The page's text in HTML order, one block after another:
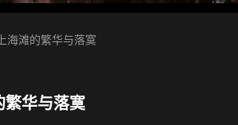
海滩的繁华与落寞
繁华与落寞